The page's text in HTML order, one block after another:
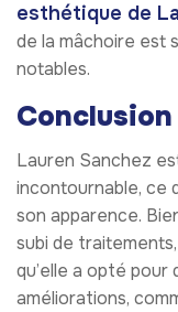
esthétique de
de la mâchoire est
notables.
Conclusion
Lauren Sanchez
incontournable, ce
son apparence.
subi de
qu’elle a opté
améliorations,